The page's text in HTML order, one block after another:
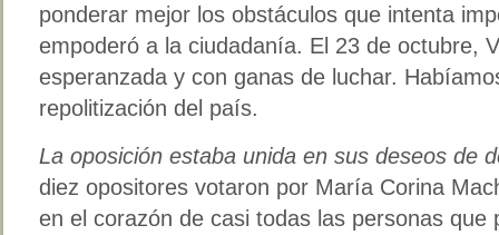
ponderar mejor los obstáculos que intenta
empoderó a la ciudadanía. El 23 de octubre,
esperanzada y con ganas de luchar.
repolitización del país.
La oposición estaba unida en sus deseos de
diez opositores votaron por María Corina
en el corazón de casi todas las personas que